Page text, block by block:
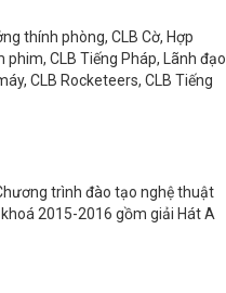
thính phòng, CLB Cờ, Hợp
phim, CLB Tiếng Pháp, Lãnh đạo
CLB Rocketeers, CLB Tiếng
trình đào tạo nghệ thuật
2015-2016 gồm giải Hát A